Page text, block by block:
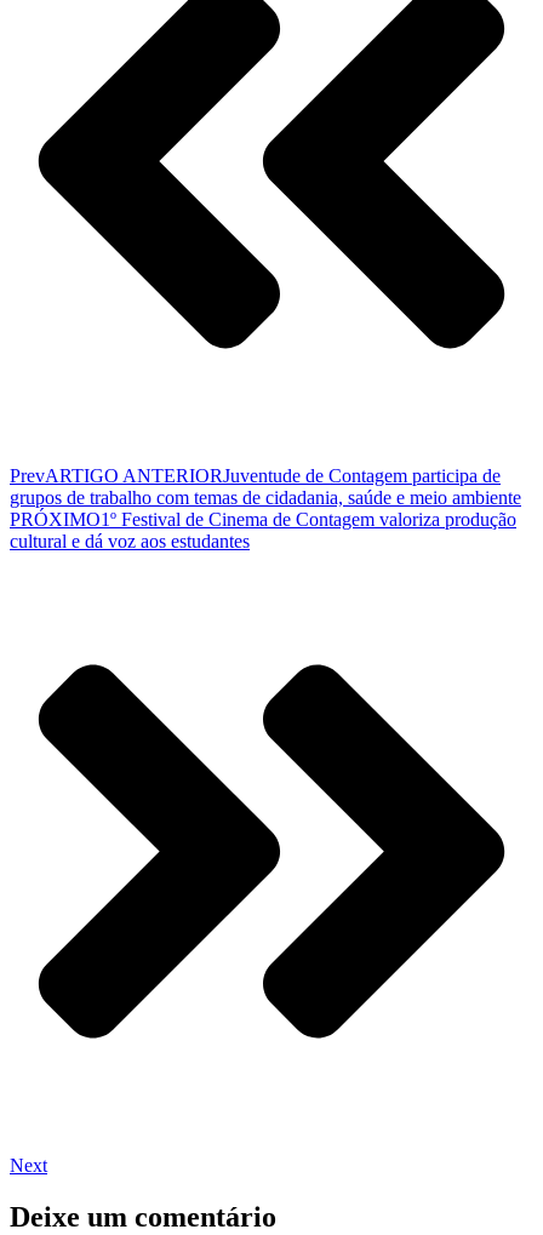
PrevARTIGO ANTERIORJuventude de Contagem participa de
grupos de trabalho com temas de cidadania, saúde e meio ambiente
PRÓXIMO1º Festival de Cinema de Contagem valoriza produção
cultural e dá voz aos estudantes
Next
Deixe um comentário